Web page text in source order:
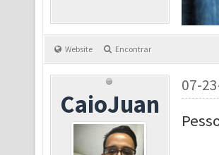
Website Encontrar
CaioJuan
07-